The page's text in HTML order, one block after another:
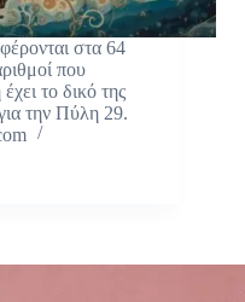
στα 64
που
το δικό της
την Πύλη 29.